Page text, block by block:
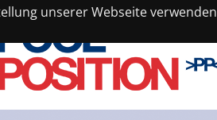
unserer Webseite